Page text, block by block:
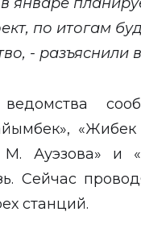
по итогам
-
ведомства
Ауэзова» и
Сейчас
станций.